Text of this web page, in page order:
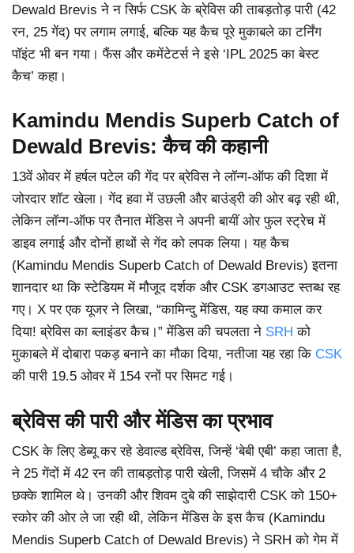
Dewald Brevis ने न सिर्फ CSK के ब्रेविस की ताबड़तोड़ पारी (42
रन, 25 गेंद) पर लगाम लगाई, बल्कि यह कैच पूरे मुकाबले का टर्निंग
पॉइंट भी बन गया। फैंस और कमेंटेटर्स ने इसे ‘IPL 2025 का बेस्ट
कैच’ कहा।
Kamindu Mendis Superb Catch of
Dewald Brevis: कैच की कहानी
13वें ओवर में हर्षल पटेल की गेंद पर ब्रेविस ने लॉन्ग-ऑफ की दिशा में
जोरदार शॉट खेला। गेंद हवा में उछली और बाउंड्री की ओर बढ़ रही थी,
लेकिन लॉन्ग-ऑफ पर तैनात मेंडिस ने अपनी बायीं ओर फुल स्ट्रेच में
डाइव लगाई और दोनों हाथों से गेंद को लपक लिया। यह कैच
(Kamindu Mendis Superb Catch of Dewald Brevis) इतना
शानदार था कि स्टेडियम में मौजूद दर्शक और CSK डगआउट स्तब्ध रह
गए। X पर एक यूजर ने लिखा, “कामिन्दु मेंडिस, यह क्या कमाल कर
दिया! ब्रेविस का ब्लाइंडर कैच।” मेंडिस की चपलता ने SRH को
मुकाबले में दोबारा पकड़ बनाने का मौका दिया, नतीजा यह रहा कि CSK
की पारी 19.5 ओवर में 154 रनों पर सिमट गई।
ब्रेविस की पारी और मेंडिस का प्रभाव
CSK के लिए डेब्यू कर रहे डेवाल्ड ब्रेविस, जिन्हें ‘बेबी एबी’ कहा जाता है,
ने 25 गेंदों में 42 रन की ताबड़तोड़ पारी खेली, जिसमें 4 चौके और 2
छक्के शामिल थे। उनकी और शिवम दुबे की साझेदारी CSK को 150+
स्कोर की ओर ले जा रही थी, लेकिन मेंडिस के इस कैच (Kamindu
Mendis Superb Catch of Dewald Brevis) ने SRH को गेम में